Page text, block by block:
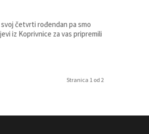
četvrti rođendan pa smo
iz Koprivnice za vas pripremili
Stranica 1 od 2